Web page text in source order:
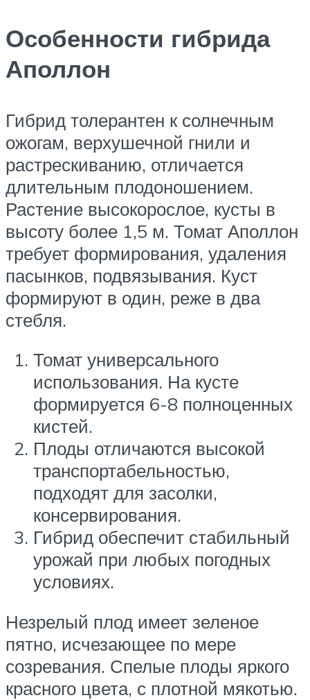
Особенности гибрида
Аполлон
Гибрид толерантен к солнечным
ожогам, верхушечной гнили и
растрескиванию, отличается
длительным плодоношением.
Растение высокорослое, кусты в
высоту более 1,5 м. Томат Аполлон
требует формирования, удаления
пасынков, подвязывания. Куст
формируют в один, реже в два
стебля.
Томат универсального
использования. На кусте
формируется 6-8 полноценных
кистей.
Плоды отличаются высокой
транспортабельностью,
подходят для засолки,
консервирования.
Гибрид обеспечит стабильный
урожай при любых погодных
условиях.
Незрелый плод имеет зеленое
пятно, исчезающее по мере
созревания. Спелые плоды яркого
красного цвета, с плотной мякотью.